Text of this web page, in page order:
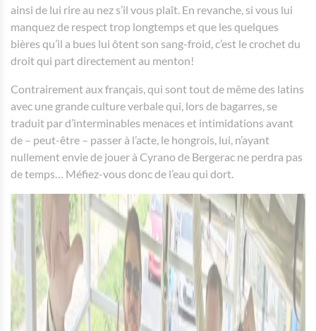
ainsi de lui rire au nez s’il vous plaît. En revanche, si vous lui
manquez de respect trop longtemps et que les quelques
bières qu’il a bues lui ôtent son sang-froid, c’est le crochet du
droit qui part directement au menton!
Contrairement aux français, qui sont tout de même des latins
avec une grande culture verbale qui, lors de bagarres, se
traduit par d’interminables menaces et intimidations avant
de – peut-être – passer à l’acte, le hongrois, lui, n’ayant
nullement envie de jouer à Cyrano de Bergerac ne perdra pas
de temps… Méfiez-vous donc de l’eau qui dort.